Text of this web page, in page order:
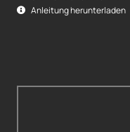
Anleitung herunterladen